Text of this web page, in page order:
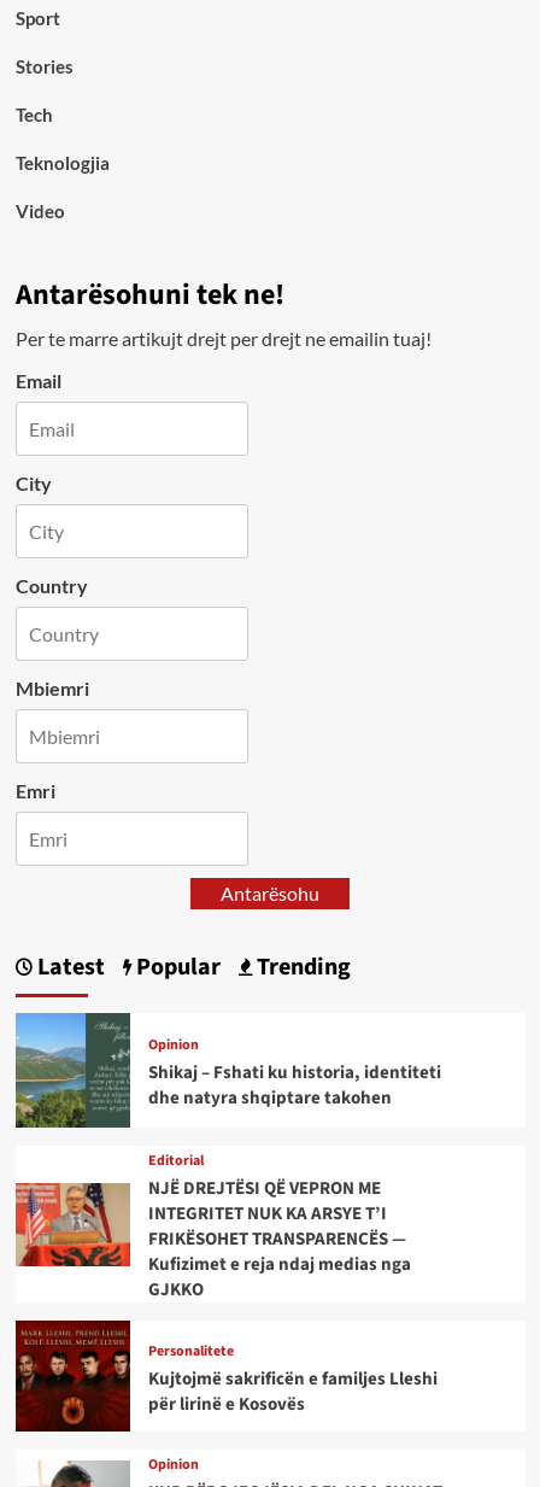
Sport
Stories
Tech
Teknologjia
Video
Antarësohuni tek ne!
Per te marre artikujt drejt per drejt ne emailin tuaj!
Email
City
Country
Mbiemri
Emri
Antarësohu
Latest Popular Trending
Opinion
Shikaj – Fshati ku historia, identiteti
dhe natyra shqiptare takohen
Editorial
NJË DREJTËSI QË VEPRON ME
INTEGRITET NUK KA ARSYE T’I
FRIKËSOHET TRANSPARENCËS —
Kufizimet e reja ndaj medias nga
GJKKO
Personalitete
Kujtojmë sakrificën e familjes Lleshi
për lirinë e Kosovës
Opinion